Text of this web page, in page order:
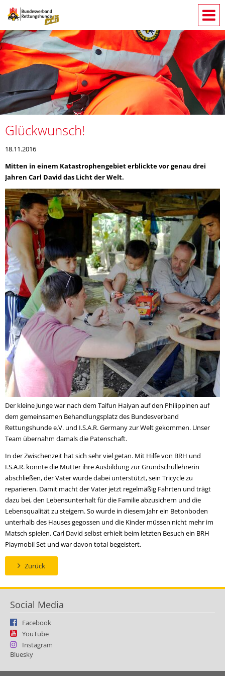
Glückwunsch!
18.11.2016
Mitten in einem Katastrophengebiet erblickte vor genau drei
Jahren Carl David das Licht der Welt.
Der kleine Junge war nach dem Taifun Haiyan auf den Philippinen auf
dem gemeinsamen Behandlungsplatz des Bundesverband
Rettungshunde e.V. und I.S.A.R. Germany zur Welt gekommen. Unser
Team übernahm damals die Patenschaft.
In der Zwischenzeit hat sich sehr viel getan. Mit Hilfe von BRH und
I.S.A.R. konnte die Mutter ihre Ausbildung zur Grundschullehrerin
abschließen, der Vater wurde dabei unterstützt, sein Tricycle zu
reparieren. Damit macht der Vater jetzt regelmäßig Fahrten und trägt
dazu bei, den Lebensunterhalt für die Familie abzusichern und die
Lebensqualität zu steigern. So wurde in diesem Jahr ein Betonboden
unterhalb des Hauses gegossen und die Kinder müssen nicht mehr im
Matsch spielen. Carl David selbst erhielt beim letzten Besuch ein BRH
Playmobil Set und war davon total begeistert.
Zurück
Social Media
Facebook
YouTube
Instagram
Bluesky